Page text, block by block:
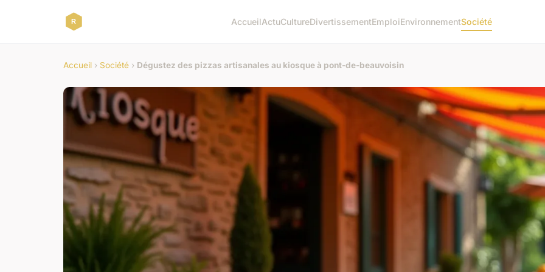
AccueilActuCultureDivertissementEmploiEnvironnementSociété
Accueil › Société › Dégustez des pizzas artisanales au kiosque à pont-de-beauvoisin